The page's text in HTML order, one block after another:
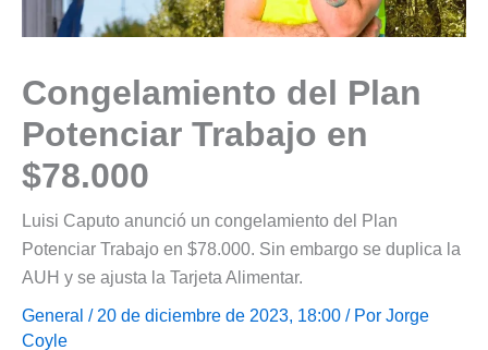
Congelamiento del Plan
Potenciar Trabajo en
$78.000
Luisi Caputo anunció un congelamiento del Plan
Potenciar Trabajo en $78.000. Sin embargo se duplica la
AUH y se ajusta la Tarjeta Alimentar.
General / 20 de diciembre de 2023, 18:00 / Por Jorge
Coyle